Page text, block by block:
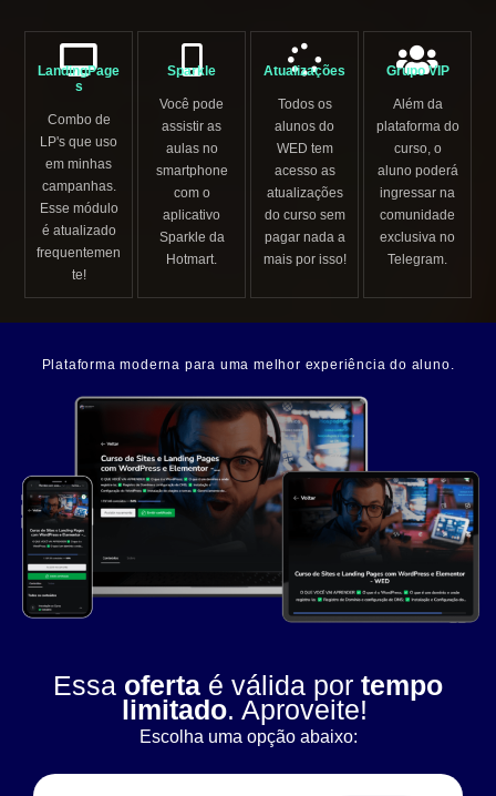
LandingPage
s
Combo de
LP's que uso
em minhas
campanhas.
Esse módulo
é atualizado
frequentemen
te!
Sparkle
Você pode
assistir as
aulas no
smartphone
com o
aplicativo
Sparkle da
Hotmart.
Atualizações
Todos os
alunos do
WED tem
acesso as
atualizações
do curso sem
pagar nada a
mais por isso!
Grupo VIP
Além da
plataforma do
curso, o
aluno poderá
ingressar na
comunidade
exclusiva no
Telegram.
Plataforma moderna para uma melhor experiência do aluno.
Essa oferta é válida por tempo
limitado. Aproveite!
Escolha uma opção abaixo: